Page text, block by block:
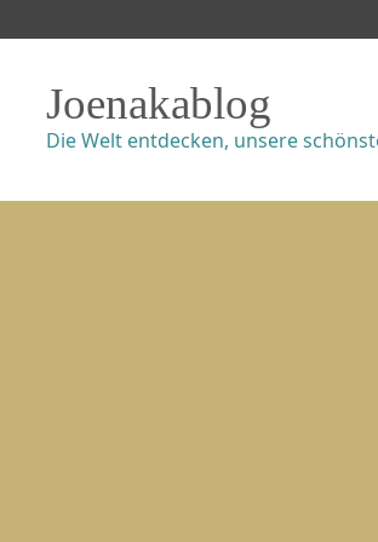
Joenakablog
Die Welt entdecken, unsere